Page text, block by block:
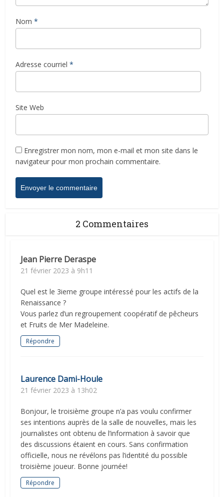
Nom *
Adresse courriel *
Site Web
Enregistrer mon nom, mon e-mail et mon site dans le
navigateur pour mon prochain commentaire.
2 Commentaires
Jean Pierre Deraspe
21 février 2023 à 9h11
Quel est le 3ieme groupe intéressé pour les actifs de la
Renaissance ?
Vous parlez d’un regroupement coopératif de pêcheurs
et Fruits de Mer Madeleine.
Répondre
Laurence Dami-Houle
21 février 2023 à 13h02
Bonjour, le troisième groupe n’a pas voulu confirmer
ses intentions auprès de la salle de nouvelles, mais les
journalistes ont obtenu de l’information à savoir que
des discussions étaient en cours. Sans confirmation
officielle, nous ne révélons pas l’identité du possible
troisième joueur. Bonne journée!
Répondre